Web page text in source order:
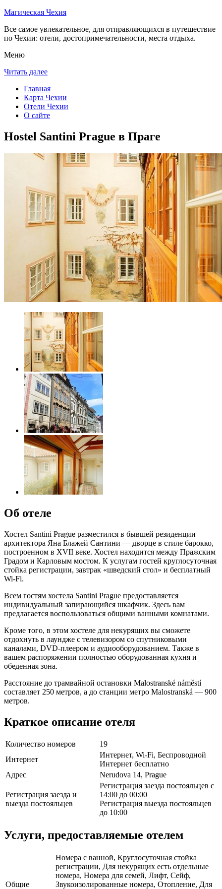
Магическая Чехия
Все самое увлекательное, для отправляющихся в путешествие
по Чехии: отели, достопримечательности, места отдыха.
Меню
Читать далее
Главная
Карта Чехии
Отели Чехии
О сайте
Hostel Santini Prague в Праге
Об отеле
Хостел Santini Prague разместился в бывшей резиденции
архитектора Яна Блажей Сантини — дворце в стиле барокко,
построенном в XVII веке. Хостел находится между Пражским
Градом и Карловым мостом. К услугам гостей круглосуточная
стойка регистрации, завтрак «шведский стол» и бесплатный
Wi-Fi.
Всем гостям хостела Santini Prague предоставляется
индивидуальный запирающийся шкафчик. Здесь вам
предлагается воспользоваться общими ванными комнатами.
Кроме того, в этом хостеле для некурящих вы сможете
отдохнуть в лаундже с телевизором со спутниковыми
каналами, DVD-плеером и аудиооборудованием. Также в
вашем распоряжении полностью оборудованная кухня и
обеденная зона.
Расстояние до трамвайной остановки Malostranské náměstí
составляет 250 метров, а до станции метро Malostranská — 900
метров.
Краткое описание отеля
Количество номеров
19
Интернет
Интернет, Wi-Fi, Беспроводной
Интернет бесплатно
Адрес
Nerudova 14, Prague
Регистрация заезда и
выезда постояльцев
Регистрация заезда постояльцев с
14:00 до 00:00
Регистрация выезда постояльцев
до 10:00
Услуги, предоставляемые отелем
Общие
Номера с ванной, Круглосуточная стойка
регистрации, Для некурящих есть отдельные
номера, Номера для семей, Лифт, Сейф,
Звукоизолированные номера, Отопление, Для